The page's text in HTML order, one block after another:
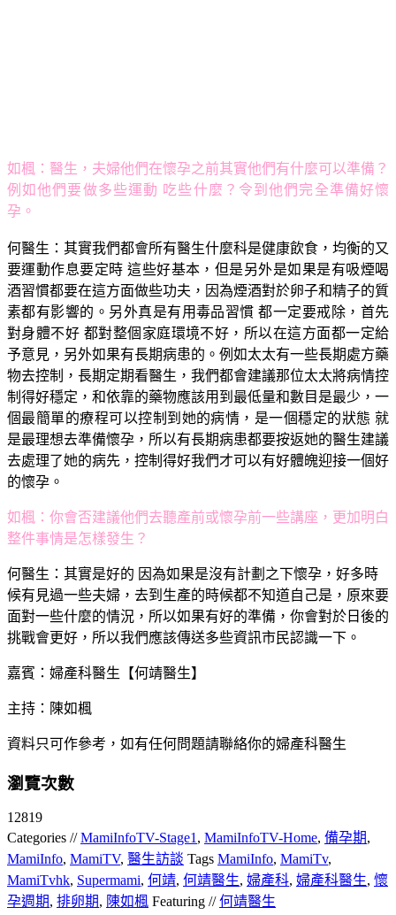
如楓： 醫生，夫婦他們在懷孕之前其實他們有什麼可以準備？
例如他們要做多些運動 吃些什麼？令到他們完全準備好懷
孕。
何醫生： 其實我們都會所有醫生什麼科是健康飲食，均衡的又
要運動作息要定時 這些好基本，但是另外是如果是有吸煙喝
酒習慣都要在這方面做些功夫，因為煙酒對於卵子和精子的質
素都有影響的。另外真是有用毒品習慣 都一定要戒除，首先
對身體不好 都對整個家庭環境不好，所以在這方面都一定給
予意見，另外如果有長期病患的。例如太太有一些長期處方藥
物去控制，長期定期看醫生，我們都會建議那位太太將病情控
制得好穩定，和依靠的藥物應該用到最低量和數目是最少，一
個最簡單的療程可以控制到她的病情，是一個穩定的狀態 就
是最理想去準備懷孕，所以有長期病患都要按返她的醫生建議
去處理了她的病先，控制得好我們才可以有好體魄迎接一個好
的懷孕。
如楓：你會否建議他們去聽產前或懷孕前一些講座，更加明白
整件事情是怎樣發生？
何醫生： 其實是好的 因為如果是沒有計劃之下懷孕，好多時
候有見過一些夫婦，去到生產的時候都不知道自己是，原來要
面對一些什麼的情況，所以如果有好的準備，你會對於日後的
挑戰會更好，所以我們應該傳送多些資訊市民認識一下。
嘉賓：婦產科醫生【何靖醫生】
主持：陳如楓
資料只可作參考，如有任何問題請聯絡你的婦產科醫生
瀏覽次數
12819
Categories //MamiInfoTV-Stage1 , MamiInfoTV-Home, 備孕期,
MamiInfo, MamiTV, 醫生訪談 Tags MamiInfo, MamiTv,
MamiTvhk, Supermami, 何靖, 何靖醫生, 婦產科, 婦產科醫生, 懷
孕週期, 排卵期, 陳如楓 Featuring //何靖醫生